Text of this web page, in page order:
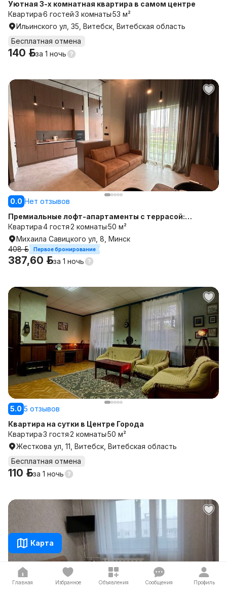
Уютная 3-х комнатная квартира в самом центре
Квартира6 гостей3 комнаты53 м²
Ильинского ул, 35, Витебск, Витебская область
Бесплатная отмена
140 р.за 1 ночь
0.0 Нет отзывов
Премиальные лофт-апартаменты с террасой:
отдельный вход с улицы, бесконтактное заселение.
Квартира4 гостя2 комнаты50 м²
Михаила Савицкого ул, 8, Минск
408 р.
Первое бронирование
387,60 р.за 1 ночь
5.0 5 отзывов
Квартира на сутки в Центре Города
Квартира3 гостя2 комнаты50 м²
Жесткова ул, 11, Витебск, Витебская область
Бесплатная отмена
110 р.за 1 ночь
Карта
Главная Избранное Объявления Сообщения Профиль